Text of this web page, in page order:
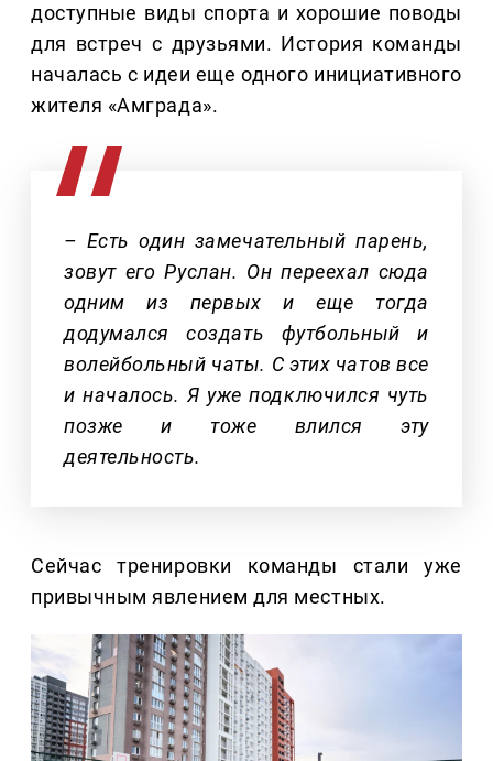
доступные виды спорта и хорошие поводы
для встреч с друзьями. История команды
началась с идеи еще одного инициативного
жителя «Амграда».
– Есть один замечательный парень,
зовут его Руслан. Он переехал сюда
одним из первых и еще тогда
додумался создать футбольный и
волейбольный чаты. С этих чатов все
и началось. Я уже подключился чуть
позже и тоже влился эту
деятельность.
Сейчас тренировки команды стали уже
привычным явлением для местных.